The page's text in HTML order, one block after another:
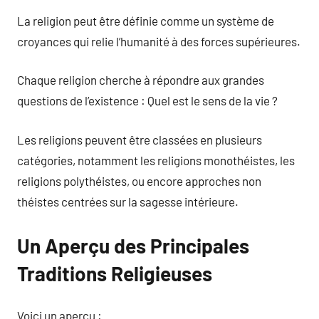
La religion peut être définie comme un système de
croyances qui relie l’humanité à des forces supérieures.
Chaque religion cherche à répondre aux grandes
questions de l’existence : Quel est le sens de la vie ?
Les religions peuvent être classées en plusieurs
catégories, notamment les religions monothéistes, les
religions polythéistes, ou encore approches non
théistes centrées sur la sagesse intérieure.
Un Aperçu des Principales
Traditions Religieuses
Voici un aperçu :